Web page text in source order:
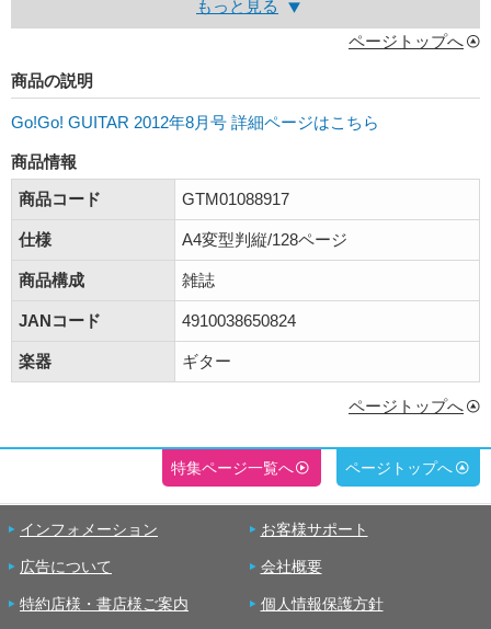
もっと見る
ページトップへ
商品の説明
Go!Go! GUITAR 2012年8月号 詳細ページはこちら
商品情報
商品コード
GTM01088917
仕様 A4変型判縦/128ページ
商品構成 雑誌
JANコード 4910038650824
楽器 ギター
ページトップへ
特集ページ一覧へ ページトップへ
インフォメーション お客様サポート
広告について 会社概要
特約店様・書店様ご案内 個人情報保護方針